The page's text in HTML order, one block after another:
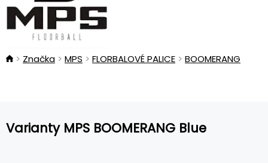
Značka MPS FLORBALOVÉ PALICE BOOMERANG
Varianty MPS BOOMERANG Blue